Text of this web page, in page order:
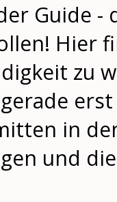
Guide
Hier
zu
in
und